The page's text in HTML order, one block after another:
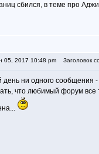
сбился, в теме про
05, 2017 10:48 pm Заголовок
день ни одного сообщения
что любимый форум все